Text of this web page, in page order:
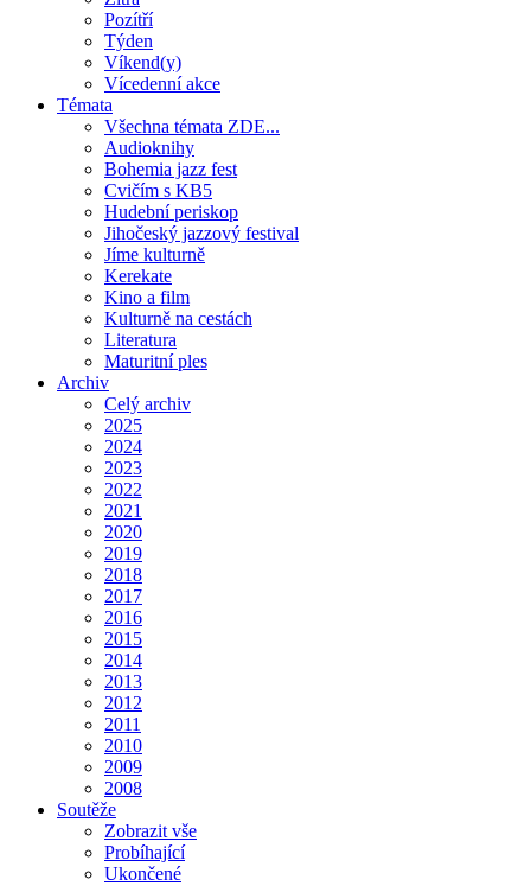
Pozítří
Týden
Víkend(y)
Vícedenní akce
Témata
Všechna témata ZDE...
Audioknihy
Bohemia jazz fest
Cvičím s KB5
Hudební periskop
Jihočeský jazzový festival
Jíme kulturně
Kerekate
Kino a film
Kulturně na cestách
Literatura
Maturitní ples
Archiv
Celý archiv
2025
2024
2023
2022
2021
2020
2019
2018
2017
2016
2015
2014
2013
2012
2011
2010
2009
2008
Soutěže
Zobrazit vše
Probíhající
Ukončené